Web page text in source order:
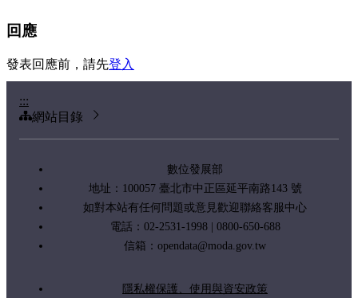
回應
發表回應前，請先登入
:::
網站目錄
數位發展部
地址：100057 臺北市中正區延平南路143 號
如對本站有任何問題或意見歡迎聯絡客服中心
電話：02-2531-1998 | 0800-650-688
信箱： opendata@moda.gov.tw
隱私權保護、使用與資安政策